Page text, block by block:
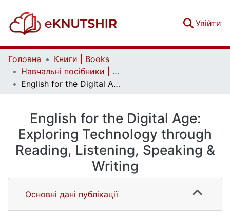
Увійти
Головна
Книги | Books
Навчальні посібники | Handbooks
English for the Digital Age: Exploring Technology through Reading, Listening, Speaking & Writing
English for the Digital Age:
Exploring Technology through
Reading, Listening, Speaking &
Writing
Основні дані публікації